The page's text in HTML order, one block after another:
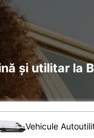
și utilitar la
Vehicule